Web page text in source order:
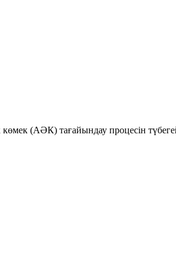
(АӘК) тағайындау процесін